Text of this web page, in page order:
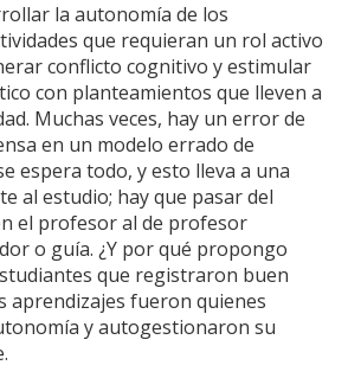
la autonomía de los
que requieran un rol activo
conflicto cognitivo y estimular
con planteamientos que lleven a
Muchas veces, hay un error de
en un modelo errado de
espera todo, y esto lleva a una
al estudio; hay que pasar del
el profesor al de profesor
o guía. ¿Y por qué propongo
que registraron buen
aprendizajes fueron quienes
y autogestionaron su